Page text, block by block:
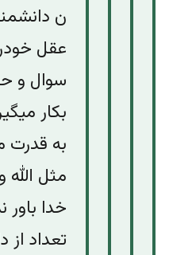
ن
عقل
سوال و
بکار
به قدرت
مثل الله
خدا باور
تعداد از